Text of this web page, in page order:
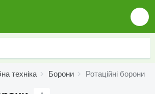
техніка Борони Ротаційні борони